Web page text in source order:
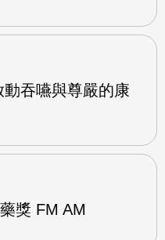
吞嚥與尊嚴的康
獎 FM AM